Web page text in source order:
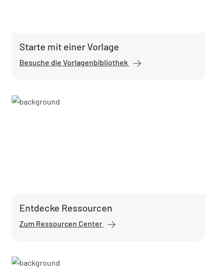
Starte mit einer Vorlage
Besuche die Vorlagenbibliothek
Entdecke Ressourcen
Zum Ressourcen Center